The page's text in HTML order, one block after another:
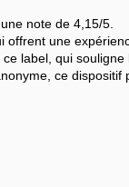
note de 4,15/5.
une
label, qui
ce